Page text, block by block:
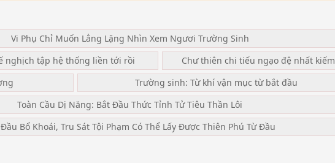
Vi Phụ Chỉ Muốn Lẳng Lặng Nhìn Xem Ngươi Trường Sinh
nghịch tập hệ thống liền tới rồi
Chư thiên chi tiếu ngạo đệ nhất kiếm
Trường sinh: Từ khí vận mục từ bắt đầu
Toàn Cầu Dị Năng: Bắt Đầu Thức Tỉnh Tử Tiêu Thần Lôi
Bổ Khoái, Tru Sát Tội Phạm Có Thể Lấy Được Thiên Phú Từ Đầu